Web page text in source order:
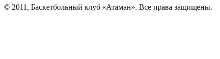
© 2011, Баскетбольный клуб «Атаман». Все права защищены.